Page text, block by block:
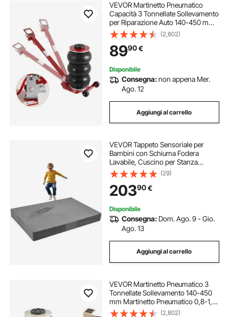
VEVOR Martinetto Pneumatico
Capacità 3 Tonnellate Sollevamento
per Riparazione Auto 140-450 mm,
Cric Pneumatico 0,8-1,0 MPa con 3
Cuscini d'Aria Impugnatura
Regolabile Rosso per da Officina
Garage
(2,802)
8990€
Disponibile
Consegna:non appena Mer.
Ago. 12
Aggiungi al carrello
VEVOR Tappeto Sensoriale per
Bambini con Schiuma Fodera
Lavabile, Cuscino per Stanza
Sensoriale per Bambini e Adulti,
Materasso di Caduta per Protezione
Arrampicata Ginnastica da Palestra,
Grigio
(29)
20390€
Disponibile
Consegna: Dom. Ago. 9 - Gio.
Ago. 13
Aggiungi al carrello
VEVOR Martinetto Pneumatico 3
Tonnellate Sollevamento 140-450
mm Martinetto Pneumatico 0,8-1,0
MPa, Martinetto Gonfiabile 3
(2,802)